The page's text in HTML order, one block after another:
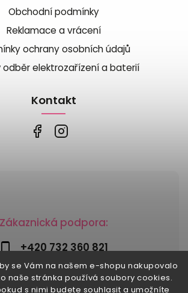
se Vám na našem e-shopu nakupovalo
naše stránka používá soubory cookies.
s nimi budete souhlasit a umožníte
Zákaznická podpora:
+420 732 360 821
info@risesnu.cz
Obchodní podmínky
Reklamace a vrácení
ochrany osobních údajů
odběr elektrozařízení a baterií
Kontakt